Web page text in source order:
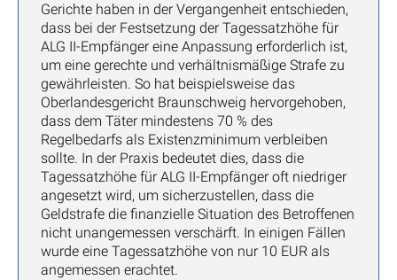
Gerichte haben in der Vergangenheit entschieden,
dass bei der Festsetzung der Tagessatzhöhe für
ALG II-Empfänger eine Anpassung erforderlich ist,
um eine gerechte und verhältnismäßige Strafe zu
gewährleisten. So hat beispielsweise das
Oberlandesgericht Braunschweig hervorgehoben,
dass dem Täter mindestens 70 % des
Regelbedarfs als Existenzminimum verbleiben
sollte. In der Praxis bedeutet dies, dass die
Tagessatzhöhe für ALG II-Empfänger oft niedriger
angesetzt wird, um sicherzustellen, dass die
Geldstrafe die finanzielle Situation des Betroffenen
nicht unangemessen verschärft. In einigen Fällen
wurde eine Tagessatzhöhe von nur 10 EUR als
angemessen erachtet.